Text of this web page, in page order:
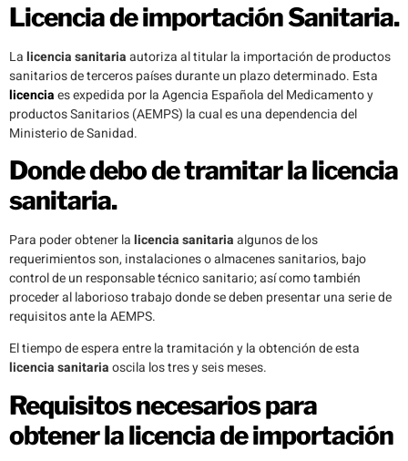
Licencia de importación Sanitaria.
Lalicencia sanitariaautoriza al titular la importación de productos
sanitarios de terceros países durante un plazo determinado. Esta
licenciaes expedida por la Agencia Española del Medicamento y
productos Sanitarios (AEMPS) la cual es una dependencia del
Ministerio de Sanidad.
Donde debo de tramitar la licencia
sanitaria.
Para poder obtener lalicencia sanitariaalgunos de los
requerimientos son, instalaciones o almacenes sanitarios, bajo
control de un responsable técnico sanitario; así como también
proceder al laborioso trabajo donde se deben presentar una serie de
requisitos ante la AEMPS.
El tiempo de espera entre la tramitación y la obtención de esta
licencia sanitariaoscila los tres y seis meses.
Requisitos necesarios para
obtener la licencia de importación